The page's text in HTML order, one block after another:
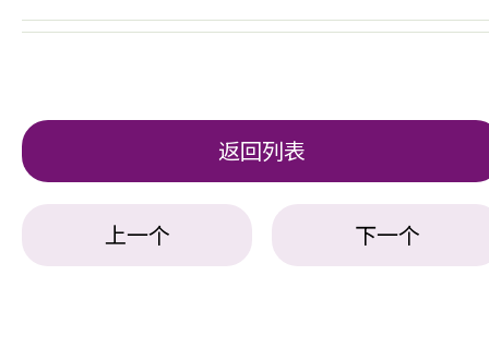
返回列表
上一个 下一个